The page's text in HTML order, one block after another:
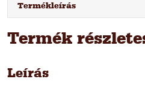
Termékleírás
Termék
Leírás